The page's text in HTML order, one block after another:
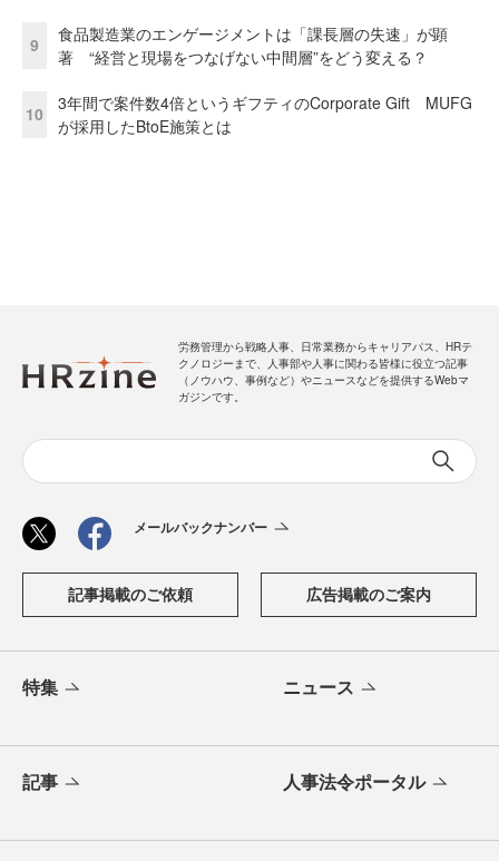
9
食品製造業のエンゲージメントは「課長層の失速」が顕
著 “経営と現場をつなげない中間層”をどう変える？
10
3年間で案件数4倍というギフティのCorporate Gift MUFG
が採用したBtoE施策とは
労務管理から戦略人事、日常業務からキャリアパス、HRテ
クノロジーまで、人事部や人事に関わる皆様に役立つ記事
（ノウハウ、事例など）やニュースなどを提供するWebマ
ガジンです。
メールバックナンバー
記事掲載のご依頼 広告掲載のご案内
特集 ニュース
記事 人事法令ポータル